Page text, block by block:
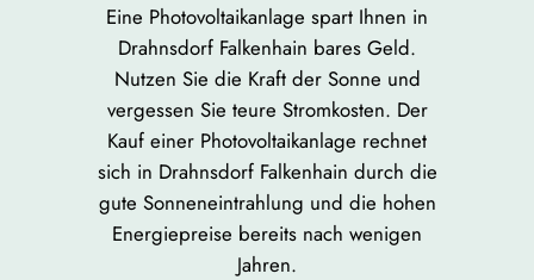
Eine Photovoltaikanlage spart Ihnen in
Drahnsdorf Falkenhain bares Geld.
Nutzen Sie die Kraft der Sonne und
vergessen Sie teure Stromkosten. Der
Kauf einer Photovoltaikanlage rechnet
sich in Drahnsdorf Falkenhain durch die
gute Sonneneintrahlung und die hohen
Energiepreise bereits nach wenigen
Jahren.